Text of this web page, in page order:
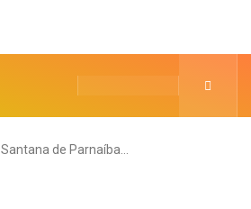
Santana de Parnaíba…